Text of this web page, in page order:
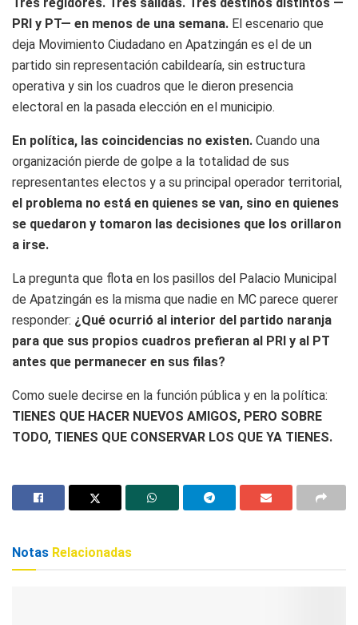
Tres regidores. Tres salidas. Tres destinos distintos —
PRI y PT— en menos de una semana. El escenario que
deja Movimiento Ciudadano en Apatzingán es el de un
partido sin representación cabildearía, sin estructura
operativa y sin los cuadros que le dieron presencia
electoral en la pasada elección en el municipio.
En política, las coincidencias no existen. Cuando una
organización pierde de golpe a la totalidad de sus
representantes electos y a su principal operador territorial,
el problema no está en quienes se van, sino en quienes
se quedaron y tomaron las decisiones que los orillaron
a irse.
La pregunta que flota en los pasillos del Palacio Municipal
de Apatzingán es la misma que nadie en MC parece querer
responder: ¿Qué ocurrió al interior del partido naranja
para que sus propios cuadros prefieran al PRI y al PT
antes que permanecer en sus filas?
Como suele decirse en la función pública y en la política:
TIENES QUE HACER NUEVOS AMIGOS, PERO SOBRE
TODO, TIENES QUE CONSERVAR LOS QUE YA TIENES.
Notas Relacionadas